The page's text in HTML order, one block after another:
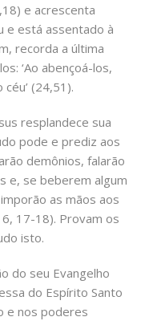
e acrescenta
e está assentado à
recorda a última
‘Ao abençoá-los,
(24,51).
resplandece sua
pode e prediz aos
demônios, falarão
e, se beberem algum
as mãos aos
17-18). Provam os
isto.
do seu Evangelho
do Espírito Santo
e nos poderes